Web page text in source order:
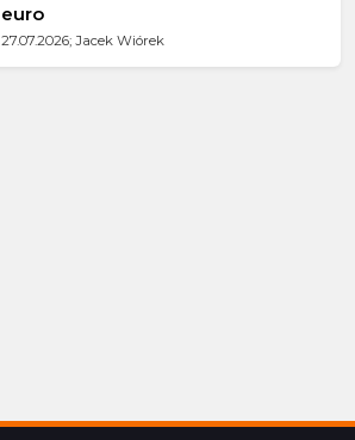
euro
27.07.2026; Jacek Wiórek